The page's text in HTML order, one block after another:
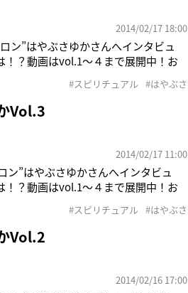
2014/02/17 18:00
ン”はやぶさゆかさんへインタビュ
？動画はvol.1〜４まで展開中！お
#スピリチュアル #はやぶさ
Vol.3
2014/02/17 11:00
”はやぶさゆかさんへインタビュ
？動画はvol.1〜４まで展開中！お
#スピリチュアル #はやぶさ
Vol.2
2014/02/16 17:00